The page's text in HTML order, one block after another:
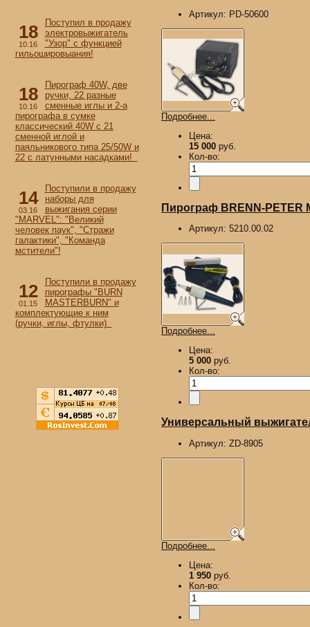
18
10.16
Поступил в продажу
электровыжигатель
"Узор" с функцией
гильошировыания!
18
10.16
Пирограф 40W, две
ручки, 22 разные
сменные иглы и 2-а
пирографа в сумке
классический 40W с 21
сменной иглой и
паяльникового типа 25/50W и
22 с латунными насадками!
14
03.16
Поступили в продажу
наборы для
выжигания серии
"MARVEL": "Великий
человек паук", "Стражи
галактики", "Команда
мстители"!
12
01.15
Поступили в продажу
пирографы "BURN
MASTERBURN" и
комплектующие к ним
(ручки, иглы, фтулки)
Артикул: PD-50600
Подробнее...
Цена:
15 000 руб.
Кол-во:
Пирограф BRENN-PETER
Артикул: 5210.00.02
Подробнее...
Цена:
5 000 руб.
Кол-во:
Универсальный
Артикул: ZD-8905
Подробнее...
Цена:
1 950 руб.
Кол-во: